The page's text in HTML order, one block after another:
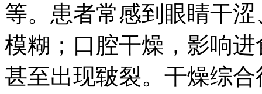
等。患者常感到眼睛干
模糊；口腔干燥，影响
甚至出现皲裂。干燥综